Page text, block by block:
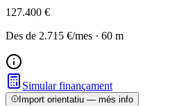
127.400 €
Des de 2.715 €/mes · 60 m
Simular finançament
Import orientatiu — més info